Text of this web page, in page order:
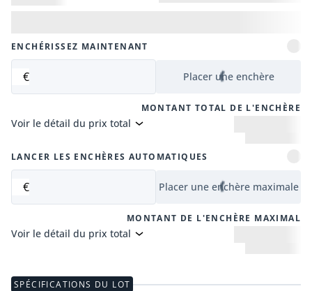
ENCHÉRISSEZ MAINTENANT
€ Placer une enchère
MONTANT TOTAL DE L'ENCHÈRE
Voir le détail du prix total
LANCER LES ENCHÈRES AUTOMATIQUES
€ Placer une enchère maximale
MONTANT DE L'ENCHÈRE MAXIMAL
Voir le détail du prix total
SPÉCIFICATIONS DU LOT